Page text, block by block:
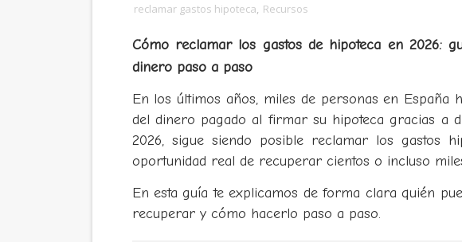
reclamar gastos hipoteca, Recursos
Cómo reclamar los gastos de hipoteca en 2026:
dinero paso a paso
En los últimos años, miles de personas en España
del dinero pagado al firmar su hipoteca gracias a
2026, sigue siendo posible reclamar los gastos
oportunidad real de recuperar cientos o incluso
En esta guía te explicamos de forma clara quién
recuperar y cómo hacerlo paso a paso.